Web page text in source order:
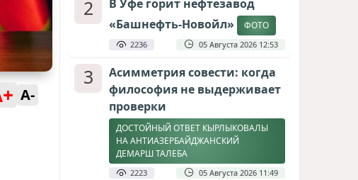
A-
2
В Уфе горит нефтезавод
«Башнефть-Новойл»
ФОТО
2236 05 Августа 2026 12:53
3
Асимметрия совести: когда
философия не выдерживает
проверки
ДОСТОЙНЫЙ ОТВЕТ КЫРЛЫКОВАЛЫ
НА АНТИАЗЕРБАЙДЖАНСКИЙ
ДЕМАРШ ТАЛЕБА
2223 05 Августа 2026 11:49